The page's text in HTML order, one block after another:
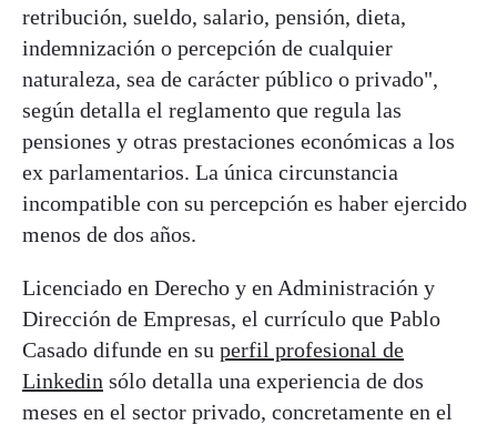
retribución, sueldo, salario, pensión, dieta,
indemnización o percepción de cualquier
naturaleza, sea de carácter público o privado",
según detalla el reglamento que regula las
pensiones y otras prestaciones económicas a los
ex parlamentarios. La única circunstancia
incompatible con su percepción es haber ejercido
menos de dos años.
Licenciado en Derecho y en Administración y
Dirección de Empresas, el currículo que Pablo
Casado difunde en su perfil profesional de
Linkedin sólo detalla una experiencia de dos
meses en el sector privado, concretamente en el